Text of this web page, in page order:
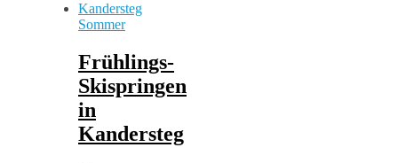
Kandersteg
Sommer
Frühlings-
Skispringen
in
Kandersteg